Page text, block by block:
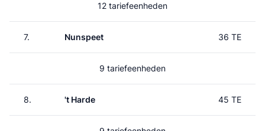
12 tariefeenheden
7. Nunspeet 36 TE
9 tariefeenheden
8. 't Harde 45 TE